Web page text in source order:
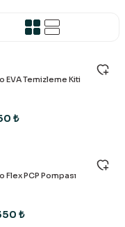
EVA Temizleme Kiti
₺
Flex PCP Pompası
₺